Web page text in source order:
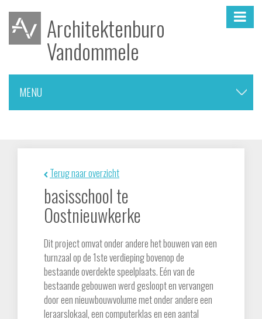
Architektenburo
Vandommele
MENU ▼
verbouwingen
meergezinswoningen
onderwijs
zorgsector
Terug naar overzicht
basisschool te
Oostnieuwkerke
Dit project omvat onder andere het bouwen van een
turnzaal op de 1ste verdieping bovenop de
bestaande overdekte speelplaats. Eén van de
bestaande gebouwen werd gesloopt en vervangen
door een nieuwbouwvolume met onder andere een
leraarslokaal, een computerklas en een aantal